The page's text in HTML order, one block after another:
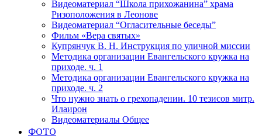
Видеоматериал “Школа прихожанина” храма
Ризоположения в Леонове
Видеоматериал “Огласительные беседы”
Фильм «Вера святых»
Купрянчук В. Н. Инструкция по уличной миссии
Методика организации Евангельского кружка на
приходе. ч. 1
Методика организации Евангельского кружка на
приходе. ч. 2
Что нужно знать о грехопадении. 10 тезисов митр.
Илаирон
Видеоматериалы Общее
ФОТО